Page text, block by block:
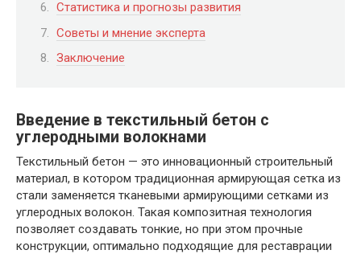
Статистика и прогнозы развития
Советы и мнение эксперта
Заключение
Введение в текстильный бетон с
углеродными волокнами
Текстильный бетон — это инновационный строительный
материал, в котором традиционная армирующая сетка из
стали заменяется тканевыми армирующими сетками из
углеродных волокон. Такая композитная технология
позволяет создавать тонкие, но при этом прочные
конструкции, оптимально подходящие для реставрации